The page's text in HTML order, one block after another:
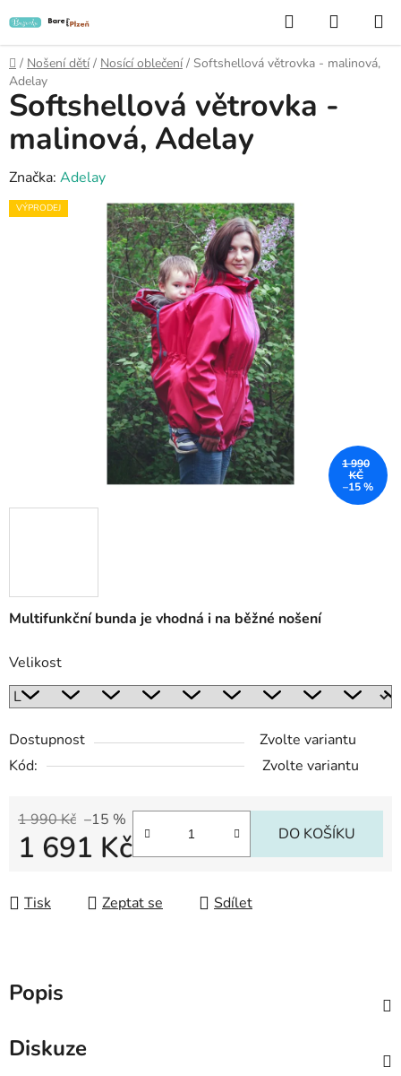
na
obsah
Hledat
KOŠÍK
Domů
/ Nošení dětí / Nosící oblečení / Softshellová větrovka - malinová,
Adelay
Multifunkční bunda je vhodná i na běžné nošení
Velikost
Dostupnost
Zvolte variantu
Kód:
Zvolte variantu
1 990 Kč –15 %
1 691 Kč DO KOŠÍKU
Tisk Zeptat se Sdílet
Softshellová větrovka -
malinová, Adelay
Značka: Adelay
VÝPRODEJ
1 990
KČ
–15 %
Popis
Diskuze